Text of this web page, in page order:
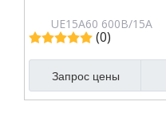
UE15A60 600В/15А
Диодный выпрямитель с
быстрым
восстановлением
(0)
Запрос цены